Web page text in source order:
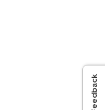
Feedback